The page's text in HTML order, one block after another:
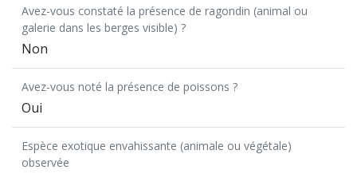
Avez-vous constaté la présence de ragondin (animal ou
galerie dans les berges visible) ?
Non
Avez-vous noté la présence de poissons ?
Oui
Espèce exotique envahissante (animale ou végétale)
observée